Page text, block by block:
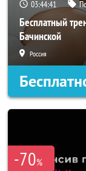
03:44:40
Бесплатный
Бачинской
Россия
-70%